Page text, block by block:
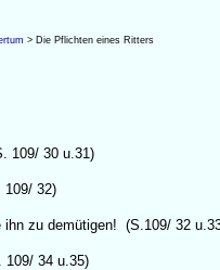
> Die Pflichten eines Ritters
109/ 30 u.31)
109/ 32)
ihn zu demütigen! (S.109/ 32
109/ 34 u.35)